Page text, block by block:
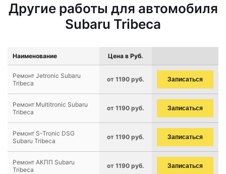
Другие работы для автомобиля
Subaru Tribeca
Наименование Цена в Руб.
Ремонт Jetronic Subaru
Tribeca
от 1190 руб. Записаться
Ремонт Multitronic Subaru
Tribeca
от 1190 руб. Записаться
Ремонт S-Tronic DSG
Subaru Tribeca
от 1190 руб. Записаться
Ремонт АКПП Subaru
Tribeca
от 1190 руб. Записаться